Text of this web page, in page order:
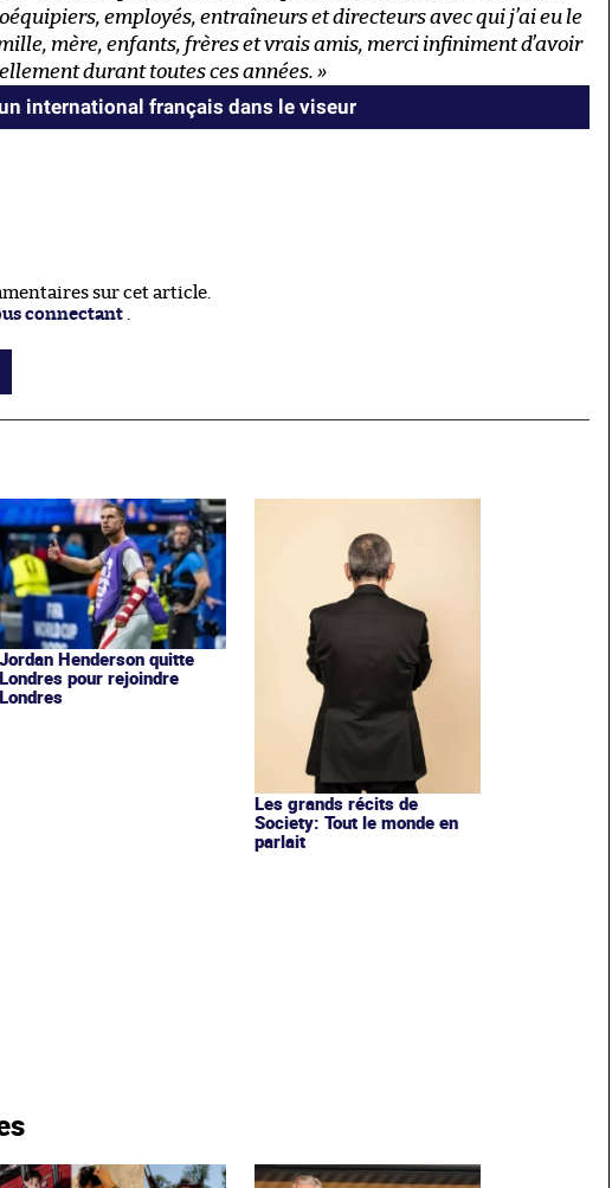
employés, entraîneurs et directeurs avec qui j’ai eu le
mère, enfants, frères et vrais amis, merci infiniment d’avoir
durant toutes ces années. »
international français dans le viseur
sur cet article.
connectant .
Jordan Henderson quitte
Londres pour rejoindre
Londres
Les grands récits de
Society: Tout le monde en
parlait